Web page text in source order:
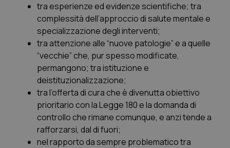
tra esperienze ed evidenze scientifiche; tra
complessità dell’approccio di salute mentale e
specializzazione degli interventi;
tra attenzione alle “nuove patologie” e a quelle
“vecchie” che, pur spesso modificate,
permangono; tra istituzione e
deistituzionalizzazione;
tra l’offerta di cura che è divenutta obiettivo
prioritario con la Legge 180 e la domanda di
controllo che rimane comunque, e anzi tende a
rafforzarsi, dal di fuori;
nel rapporto da sempre problematico tra